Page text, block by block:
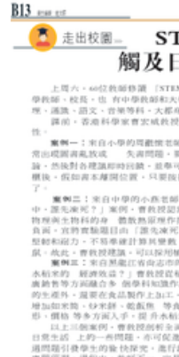
凡以「先到先得」
SF26報名表，親往
費以及所需證明文
[下載報名表SF26]
申請學歷頒授及專
表可向報名中心或
表格後，請連同報
往報名中心或以郵
報讀同一學歷